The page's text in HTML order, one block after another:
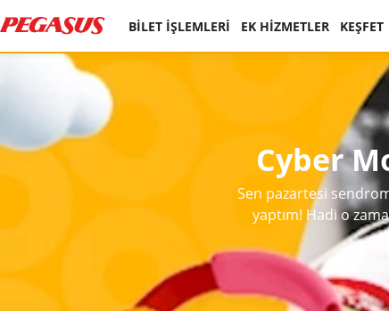
BİLET İŞLEMLERİ EK HİZMETLER KEŞFET
Cyber
Sen pazartesi
yaptım! Hadi o